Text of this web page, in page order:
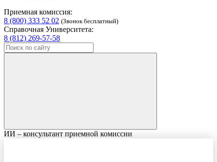
Приемная комиссия:
8 (800) 333 52 02 (Звонок бесплатный)
Справочная Университета:
8 (812) 269-57-58
ИИ – консультант приемной комиссии